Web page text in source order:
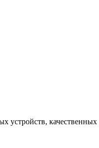
качественных